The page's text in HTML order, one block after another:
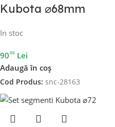
Kubota ⌀68mm
In stoc
9000 Lei
Adaugă în coș
Cod Produs: snc-28163